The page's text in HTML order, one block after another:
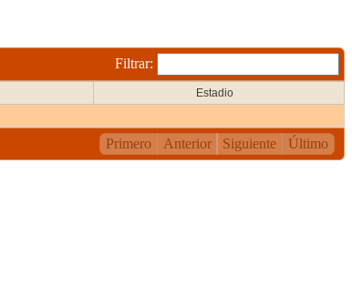
Filtrar:
Estadio
Primero Anterior Siguiente Último